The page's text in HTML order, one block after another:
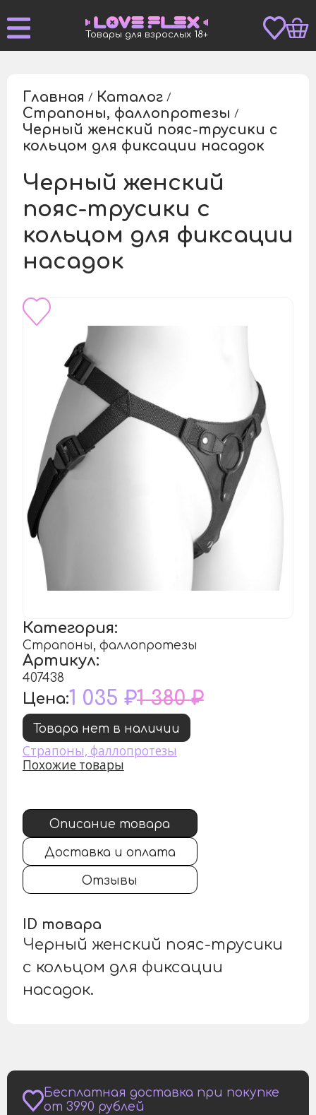
Товары для взрослых 18+
Главная / Каталог /
Страпоны, фаллопротезы /
Черный женский пояс-трусики с
кольцом для фиксации насадок
Черный женский
пояс-трусики с
кольцом для фиксации
насадок
Категория:
Страпоны, фаллопротезы
Артикул:
407438
Цена:1 035 ₽1 380 ₽
Товара нет в наличии
Страпоны, фаллопротезы
Похожие товары
Описание товара
Доставка и оплата
Отзывы
ID товара
Черный женский пояс-трусики
с кольцом для фиксации
насадок.
Бесплатная доставка при покупке
от 3990 рублей